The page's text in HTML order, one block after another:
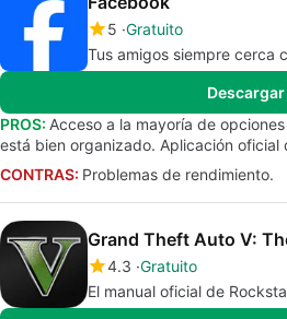
5 Gratuito
Tus amigos siempre cerca
Descargar
PROS: Acceso a la mayoría de
está bien organizado. Aplicación oficial
CONTRAS: Problemas de rendimiento.
Grand Theft Auto V:
4.3 Gratuito
El manual oficial de